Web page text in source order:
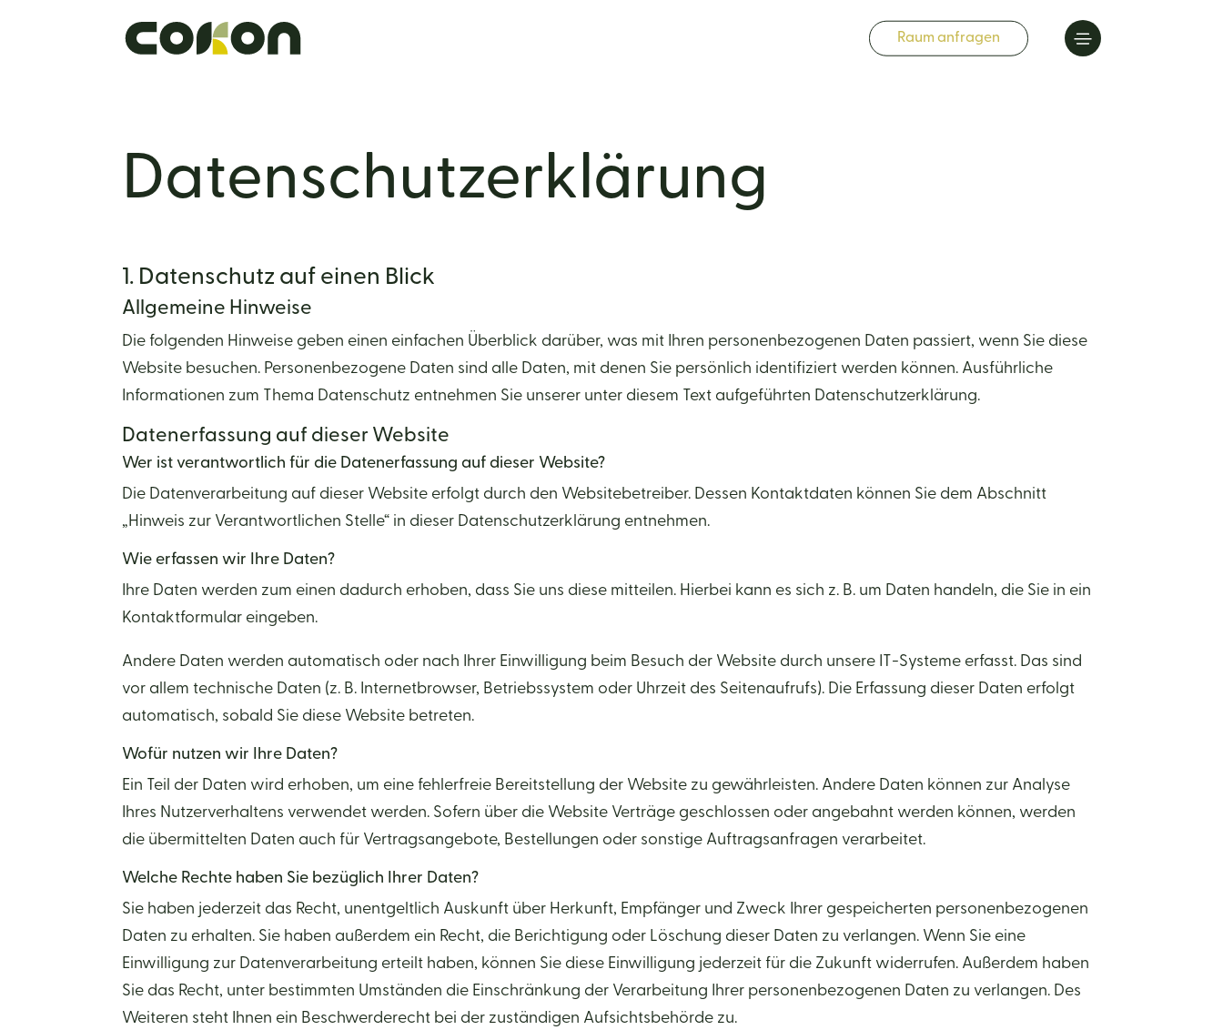
Raum anfragen
Datenschutz­erklärung
1. Datenschutz auf einen Blick
Allgemeine Hinweise
Die folgenden Hinweise geben einen einfachen Überblick darüber, was mit Ihren personenbezogenen Daten passiert, wenn Sie diese
Website besuchen. Personenbezogene Daten sind alle Daten, mit denen Sie persönlich identifiziert werden können. Ausführliche
Informationen zum Thema Datenschutz entnehmen Sie unserer unter diesem Text aufgeführten Datenschutzerklärung.
Datenerfassung auf dieser Website
Wer ist verantwortlich für die Datenerfassung auf dieser Website?
Die Datenverarbeitung auf dieser Website erfolgt durch den Websitebetreiber. Dessen Kontaktdaten können Sie dem Abschnitt
„Hinweis zur Verantwortlichen Stelle“ in dieser Datenschutzerklärung entnehmen.
Wie erfassen wir Ihre Daten?
Ihre Daten werden zum einen dadurch erhoben, dass Sie uns diese mitteilen. Hierbei kann es sich z. B. um Daten handeln, die Sie in ein
Kontaktformular eingeben.
Andere Daten werden automatisch oder nach Ihrer Einwilligung beim Besuch der Website durch unsere IT-Systeme erfasst. Das sind
vor allem technische Daten (z. B. Internetbrowser, Betriebssystem oder Uhrzeit des Seitenaufrufs). Die Erfassung dieser Daten erfolgt
automatisch, sobald Sie diese Website betreten.
Wofür nutzen wir Ihre Daten?
Ein Teil der Daten wird erhoben, um eine fehlerfreie Bereitstellung der Website zu gewährleisten. Andere Daten können zur Analyse
Ihres Nutzerverhaltens verwendet werden. Sofern über die Website Verträge geschlossen oder angebahnt werden können, werden
die übermittelten Daten auch für Vertragsangebote, Bestellungen oder sonstige Auftragsanfragen verarbeitet.
Welche Rechte haben Sie bezüglich Ihrer Daten?
Sie haben jederzeit das Recht, unentgeltlich Auskunft über Herkunft, Empfänger und Zweck Ihrer gespeicherten personenbezogenen
Daten zu erhalten. Sie haben außerdem ein Recht, die Berichtigung oder Löschung dieser Daten zu verlangen. Wenn Sie eine
Einwilligung zur Datenverarbeitung erteilt haben, können Sie diese Einwilligung jederzeit für die Zukunft widerrufen. Außerdem haben
Sie das Recht, unter bestimmten Umständen die Einschränkung der Verarbeitung Ihrer personenbezogenen Daten zu verlangen. Des
Weiteren steht Ihnen ein Beschwerderecht bei der zuständigen Aufsichtsbehörde zu.